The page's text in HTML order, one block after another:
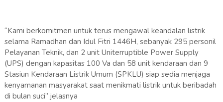
“Kami berkomitmen untuk terus mengawal keandalan listrik
selama Ramadhan dan Idul Fitri 1446H, sebanyak 295 personil
Pelayanan Teknik, dan 2 unit Uniterruptible Power Supply
(UPS) dengan kapasitas 100 Va dan 58 unit kendaraan dan 9
Stasiun Kendaraan Listrik Umum (SPKLU) siap sedia menjaga
kenyamanan masyarakat saat menikmati listrik untuk beribadah
di bulan suci” jelasnya